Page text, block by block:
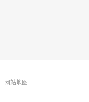
网站地图